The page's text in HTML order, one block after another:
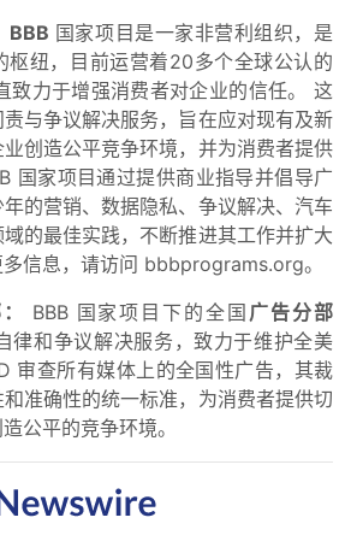
BBB 国家项目是一家非营利组织，是
枢纽，目前运营着20多个全球公认的
致力于增强消费者对企业的信任。 这
与争议解决服务，旨在应对现有及新
创造公平竞争环境，并为消费者提供
国家项目通过提供商业指导并倡导广
的营销、数据隐私、争议解决、汽车
的最佳实践，不断推进其工作并扩大
信息，请访问 bbbprograms.org。
BBB 国家项目下的全国 广告分部
律和争议解决服务，致力于维护全美
审查所有媒体上的全国性广告，其裁
准确性的统一标准，为消费者提供切
公平的竞争环境。